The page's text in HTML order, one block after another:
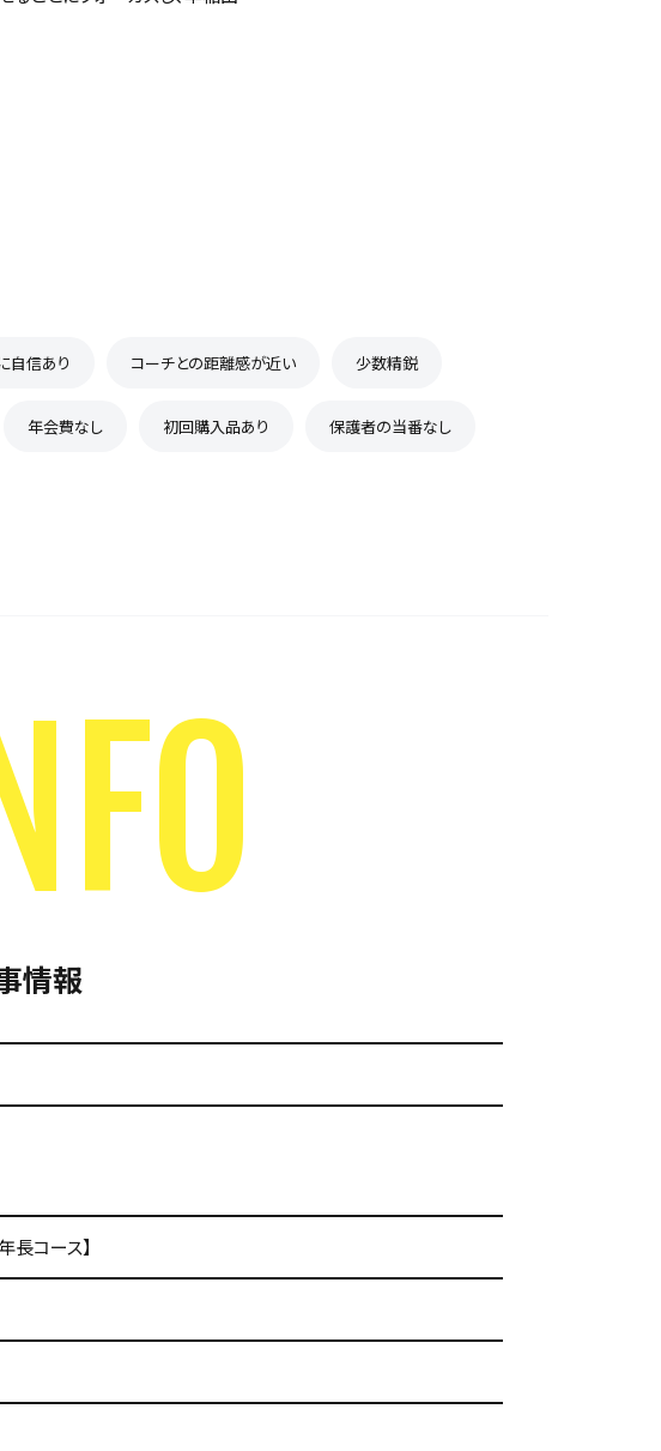
自信あり コーチとの距離感が近い 少数精鋭
年会費なし 初回購入品あり 保護者の当番なし
情報
長コース】